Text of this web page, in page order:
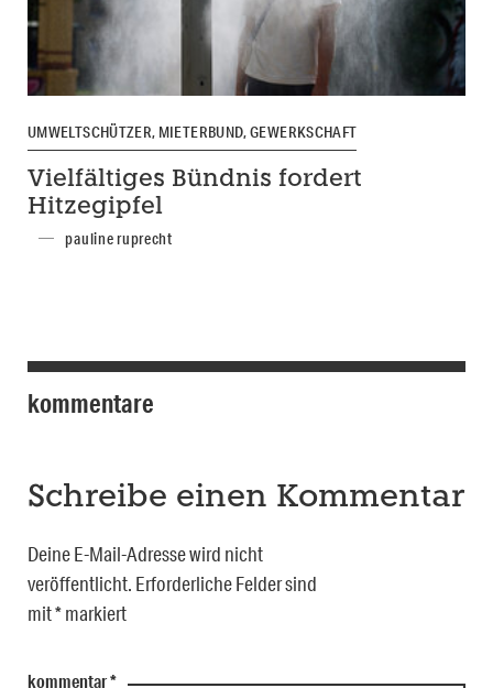
UMWELTSCHÜTZER, MIETERBUND, GEWERKSCHAFT
Vielfältiges Bündnis fordert
Hitzegipfel
pauline ruprecht
kommentare
Schreibe einen Kommentar
Deine E-Mail-Adresse wird nicht
veröffentlicht. Erforderliche Felder sind
mit*markiert
kommentar*